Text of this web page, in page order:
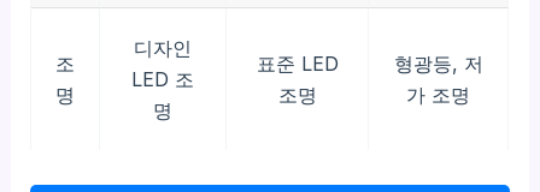
조
명
디자인
LED 조
명
표준 LED
조명
형광등, 저
가 조명